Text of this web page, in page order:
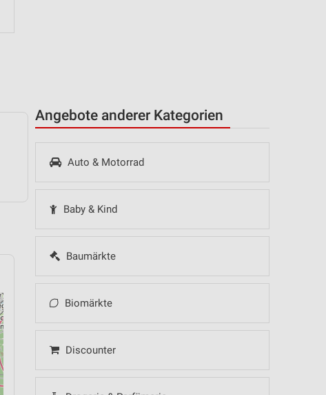
Angebote anderer Kategorien
Auto & Motorrad
Baby & Kind
Baumärkte
Biomärkte
Discounter